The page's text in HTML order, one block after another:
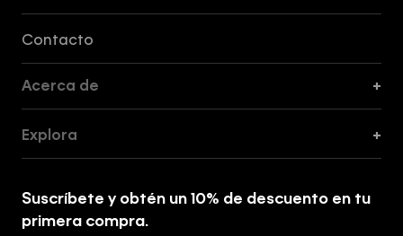
Contacto
Acerca de +
Tiendas
Explora +
Suscríbete y obtén un 10% de descuento en tu
primera compra.